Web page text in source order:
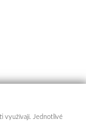
využívají. Jednotlivé